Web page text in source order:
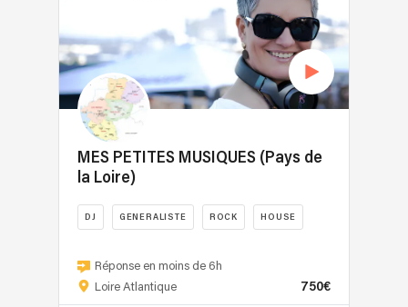
mariages…)
que
Corporate
(séminaires,
team
building…).
Tout
a
avec
musique
brésilienne,
MES PETITES MUSIQUES (Pays de
la Loire)
DJ GENERALISTE ROCK HOUSE
Djette
signature
Réponse en moins de 6h
Loire Atlantique
750€